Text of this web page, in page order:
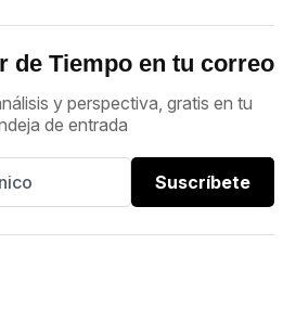
de Tiempo en tu correo
y perspectiva, gratis en tu
de entrada
Suscríbete